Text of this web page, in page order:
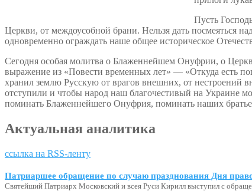
Пусть
Церкви, от междоусобной брани. Нельзя дать посмеяться
одновременно ограждать наше общее историческое
Сегодня особая молитва о Блаженнейшем Онуфрии, о
выражение из «Повести временных лет» — «Откуда есть
хранил землю Русскую от врагов внешних, от нестроений
отступили и чтобы народ наш благочестивый на Украине
поминать Блаженнейшего Онуфрия, поминать наших
Актуальная аналитика
ссылка на RSS-ленту
Патриаршее обращение по случаю празднования Дня
Святейший Патриарх Московский и всея Руси Кирилл выступил с